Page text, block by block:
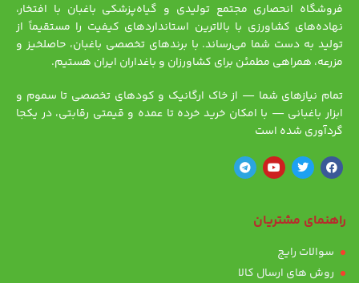
فروشگاه انحصاری مجتمع تولیدی و گیاه‌پزشکی باغبان با افتخار،
نهاده‌های کشاورزی با بالاترین استانداردهای کیفیت را مستقیماً از
تولید به دست شما می‌رساند. با برندهای تخصصی باغبان، حاصلخیز و
مزرعه، همراهی مطمئن برای کشاورزان و باغداران ایران هستیم.
تمام نیازهای شما — از خاک ارگانیک و کودهای تخصصی تا سموم و
ابزار باغبانی — با امکان خرید خرده تا عمده و قیمتی رقابتی، در یکجا
گردآوری شده است
راهنمای مشتریان
سوالات رایج
روش های ارسال کالا